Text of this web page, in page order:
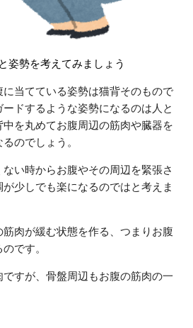
姿勢を考えてみましょう
当てている姿勢は猫背そのもので
ドするような姿勢になるのは人と
を丸めてお腹周辺の筋肉や臓器を
のでしょう。
い時からお腹やその周辺を緊張さ
少しでも楽になるのではと考えま
肉が緩む状態を作る、つまりお腹
です。
すが、骨盤周辺もお腹の筋肉の一